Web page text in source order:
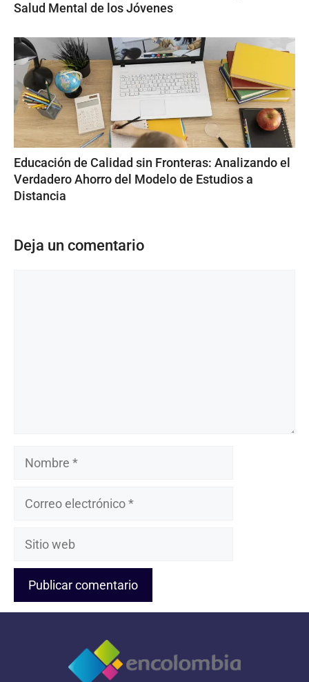
Salud Mental de los Jóvenes
Educación de Calidad sin Fronteras: Analizando el
Verdadero Ahorro del Modelo de Estudios a
Distancia
Deja un comentario
Nombre
Correo
Sitio